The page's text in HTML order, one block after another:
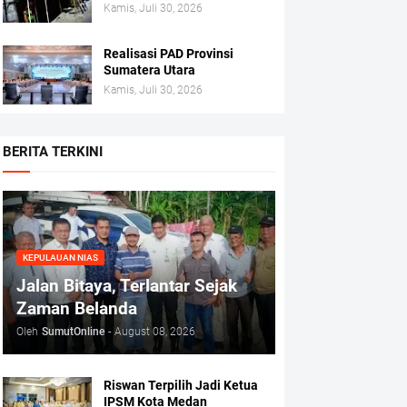
Kamis, Juli 30, 2026
Realisasi PAD Provinsi
Sumatera Utara
Kamis, Juli 30, 2026
BERITA TERKINI
KEPULAUAN NIAS
Jalan Bitaya, Terlantar Sejak
Zaman Belanda
Oleh SumutOnline - August 08, 2026
Riswan Terpilih Jadi Ketua
IPSM Kota Medan